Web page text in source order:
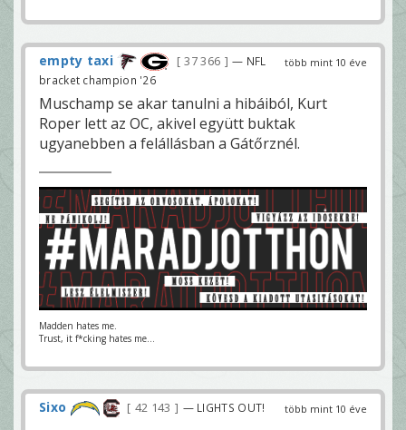
több mint 10 éve
empty taxi 37 366
— NFL
bracket champion '26
Muschamp se akar tanulni a hibáiból, Kurt
Roper lett az OC, akivel együtt buktak
ugyanebben a felállásban a Gátőrznél.
Madden hates me.
Trust, it f*cking hates me...
több mint 10 éve
Sixo 42 143 — LIGHTS OUT!